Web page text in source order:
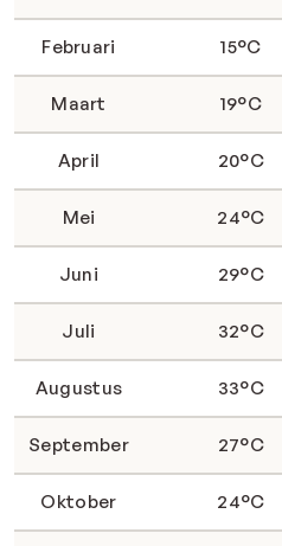
Februari 15°C
Maart 19°C
April 20°C
Mei 24°C
Juni 29°C
Juli 32°C
Augustus 33°C
September 27°C
Oktober 24°C